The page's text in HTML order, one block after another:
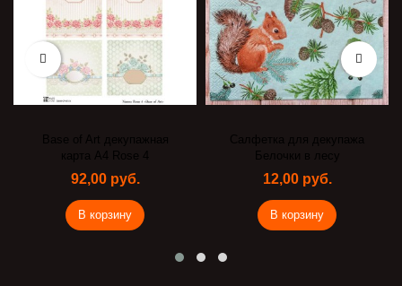
Base of Art декупажная
карта А4 Rose 4
92,00 руб.
В корзину
Салфетка для декупажа
Белочки в лесу
12,00 руб.
В корзину